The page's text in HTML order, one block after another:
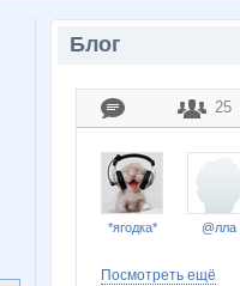
Блог
25
*ягодка* @лла
Посмотреть ещё